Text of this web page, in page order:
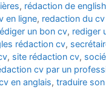
, rédaction de
en ligne, redaction du
un bon cv, rediger
rédaction cv,
, site rédaction cv,
cv par un
en anglais, traduire